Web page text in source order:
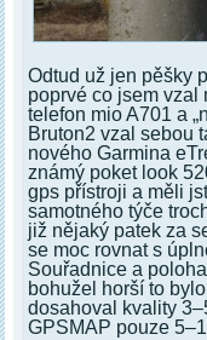
Odtud už jen pěšky
poprvé co jsem vzal
telefon mio A701 a
Bruton2 vzal sebou
nového Garmina
známý poket look
gps přístroji a měli
samotného týče
již nějaký patek za
se moc rovnat s
Souřadnice a
bohužel horší to
dosahoval kvality
GPSMAP pouze